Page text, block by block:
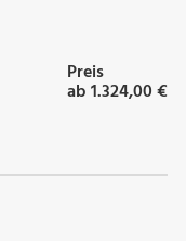
Preis
ab 1.324,00 €